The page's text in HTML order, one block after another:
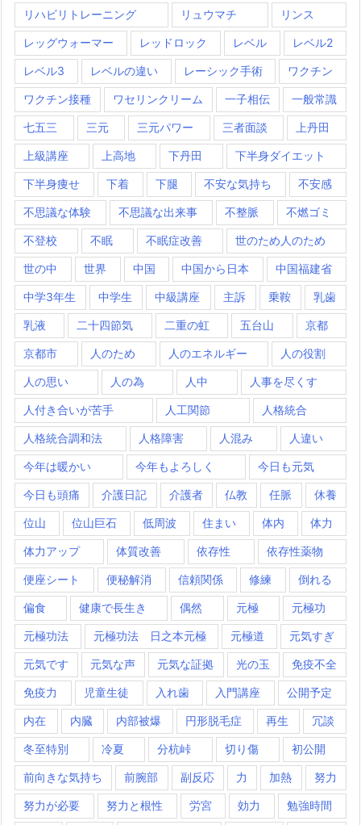
リハビリトレーニング リュウマチ リンス
レッグウォーマー レッドロック レベル レベル2
レベル3 レベルの違い レーシック手術 ワクチン
ワクチン接種 ワセリンクリーム 一子相伝 一般常識
七五三 三元 三元パワー 三者面談 上丹田
上級講座 上高地 下丹田 下半身ダイエット
下半身痩せ 下着 下腿 不安な気持ち 不安感
不思議な体験 不思議な出来事 不整脈 不燃ゴミ
不登校 不眠 不眠症改善 世のため人のため
世の中 世界 中国 中国から日本 中国福建省
中学3年生 中学生 中級講座 主訴 乗鞍 乳歯
乳液 二十四節気 二重の虹 五台山 京都
京都市 人のため 人のエネルギー 人の役割
人の思い 人の為 人中 人事を尽くす
人付き合いが苦手 人工関節 人格統合
人格統合調和法 人格障害 人混み 人違い
今年は暖かい 今年もよろしく 今日も元気
今日も頭痛 介護日記 介護者 仏教 任脈 休養
位山 位山巨石 低周波 住まい 体内 体力
体力アップ 体質改善 依存性 依存性薬物
便座シート 便秘解消 信頼関係 修練 倒れる
偏食 健康で長生き 偶然 元極 元極功
元極功法 元極功法 日之本元極 元極道 元気すぎ
元気です 元気な声 元気な証拠 光の玉 免疫不全
免疫力 児童生徒 入れ歯 入門講座 公開予定
内在 内臓 内部被爆 円形脱毛症 再生 冗談
冬至特別 冷夏 分杭峠 切り傷 初公開
前向きな気持ち 前腕部 副反応 力 加熱 努力
努力が必要 努力と根性 労宮 効力 勉強時間